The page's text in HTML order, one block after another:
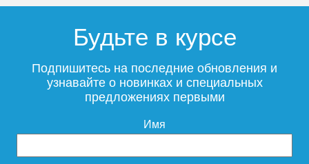
Будьте в курсе
Подпишитесь на последние обновления и
узнавайте о новинках и специальных
предложениях первыми
Имя